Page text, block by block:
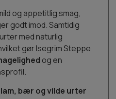
og appetitlig smag,
godt imod. Samtidig
med naturlig
gør Isegrim Steppe
og en
bær og vilde urter